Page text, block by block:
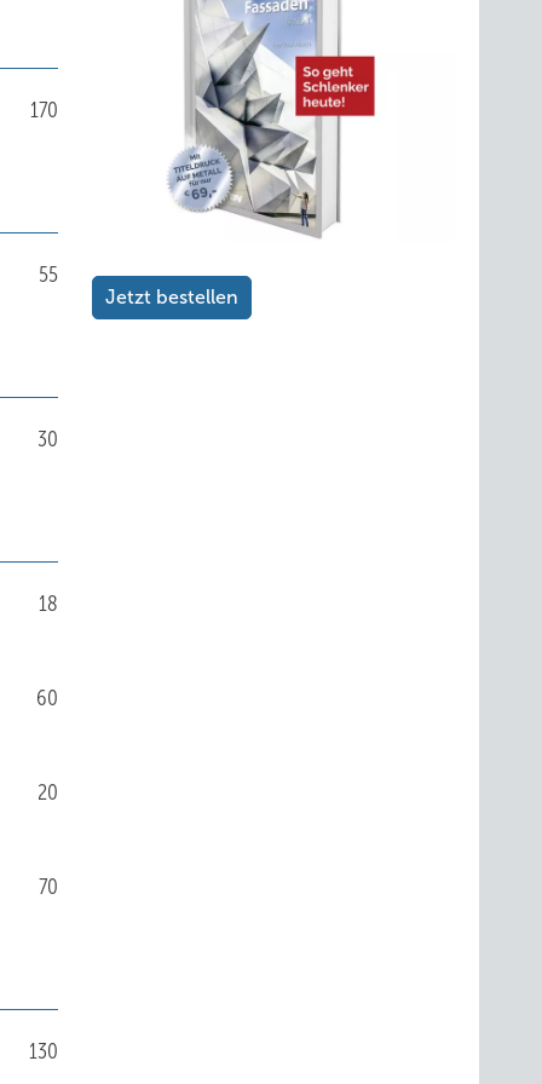
170
55
30
18
60
20
70
130
Jetzt bestellen